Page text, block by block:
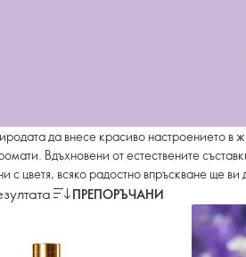
да внесе красиво настроението в
Вдъхновени от естествените
с цветя, всяко радостно впръскване ще
ПРЕПОРЪЧАНИ